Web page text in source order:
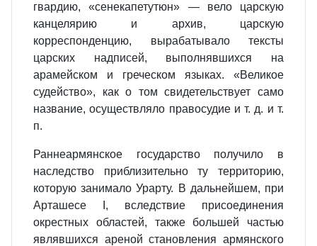
гвардию, «сенекапетутюн» — вело царскую
канцелярию и архив, царскую
корреспонденцию, вырабатывало тексты
царских надписей, выполнявшихся на
арамейском и греческом языках. «Великое
судейство», как о том свидетельствует само
название, осуществляло правосудие и т. д. и т.
п.
Раннеармянское государство получило в
наследство приблизительно ту территорию,
которую занимало Урарту. В дальнейшем, при
Арташесе I, вследствие присоединения
окрестных областей, также большей частью
являвшихся ареной становления армянского